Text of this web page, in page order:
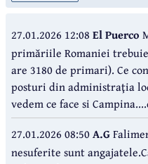
27.01.2026 12:08 El Puerco
primăriile Romaniei
are 3180 de primari). Ce
posturi din administraţia
vedem ce face si
27.01.2026 08:50A.G
nesuferite sunt